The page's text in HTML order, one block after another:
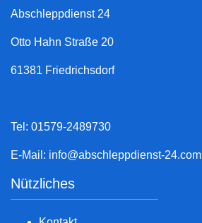
Abschleppdienst 24
Otto Hahn Straße 20
61381 Friedrichsdorf
Tel: 01579-2489730
E-Mail: info@abschleppdienst-24.com
Nützliches